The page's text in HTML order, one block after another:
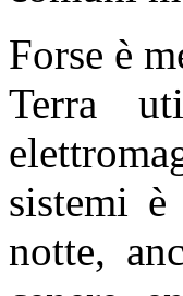
Forse è
Terra
sistemi
notte,